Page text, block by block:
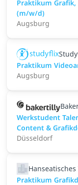
Praktikum
(m/w/d)
Augsburg
Praktikum
Augsburg
Werkstudent
Content &
Düsseldorf
Praktikum